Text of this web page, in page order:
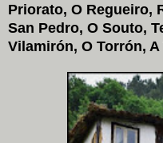
Priorato, O Regueiro,
San Pedro, O Souto,
Vilamirón, O Torrón,